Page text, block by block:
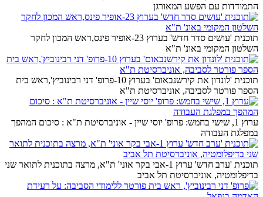
התמודדות עם הפשע המאורגן
תוכנית 'עושים סדר חדש' בערוץ 23-אופיר פינס,ראש המכון לחקר
השלטון המקומי באונ' ת"א
תוכנית 'לונדון את קירשנבאום' בערוץ 10-פרופ' דני רבינוביץ',ראש בית
הספר פורטר לסביבה, אוניברסיטת ת"א
ערוץ 1, שישי בחמש: פרופ' יוסי שיין - אוניברסיטת ת"א : סיכום המהפך
במפלגת העבודה
תוכנית 'ערב חדש' ערוץ 1-אבי בקר אוני' ת"א, מרצה בתוכנית לתואר שני
בדיפלומטיה, אוניברסיטת תל אביב